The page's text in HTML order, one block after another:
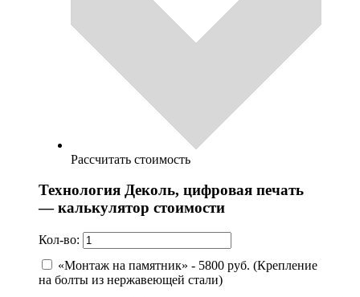
Рассчитать стоимость
Технология Деколь, цифровая печать
— калькулятор стоимости
Кол-во:
«Монтаж на памятник» - 5800 руб. (Крепление
на болты из нержавеющей стали)